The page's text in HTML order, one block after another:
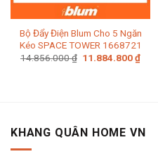
Bộ Đẩy Điện Blum Cho 5 Ngăn
Kéo SPACE TOWER 1668721
14.856.000₫ Giá
11.884.800₫Giá
KHANG QUÂN HOME VN